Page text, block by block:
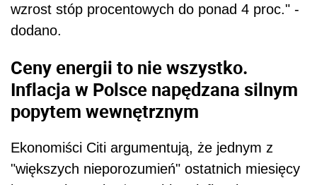
wzrost stóp procentowych do ponad 4 proc." -
dodano.
Ceny energii to nie wszystko.
Inflacja w Polsce napędzana silnym
popytem wewnętrznym
Ekonomiści Citi argumentują, że jednym z
"większych nieporozumień" ostatnich miesięcy